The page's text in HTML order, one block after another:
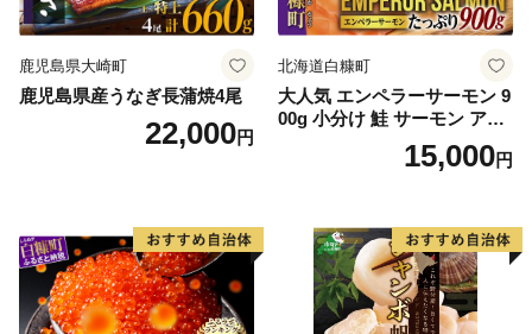
鹿児島県大崎町
鹿児島県産うなぎ長蒲焼4尾
22,000円
北海道白糠町
大人気 エンペラーサーモン 9
00g 小分け 鮭 サーモン アト
ランティックサーモン 水産
庁長官賞 受賞 さけ シャケ し
満足 美味しい 贈答 生食用 刺
身 お刺身 刺し身 魚介類 海鮮
冷凍 厚切り 薄切り ふるさと
納税 ふるさとチョイス チョ
イス 北海道 白糠町
15,000円